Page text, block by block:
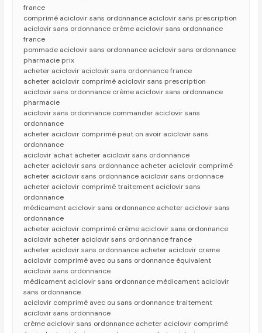
france
comprimé aciclovir sans ordonnance aciclovir sans prescription
aciclovir sans ordonnance crème aciclovir sans ordonnance
france
pommade aciclovir sans ordonnance aciclovir sans ordonnance
pharmacie prix
acheter aciclovir aciclovir sans ordonnance france
acheter aciclovir comprimé aciclovir sans prescription
aciclovir sans ordonnance crème aciclovir sans ordonnance
pharmacie
aciclovir sans ordonnance commander aciclovir sans
ordonnance
acheter aciclovir comprimé peut on avoir aciclovir sans
ordonnance
aciclovir achat acheter aciclovir sans ordonnance
acheter aciclovir sans ordonnance acheter aciclovir comprimé
acheter aciclovir sans ordonnance aciclovir sans ordonnace
acheter aciclovir comprimé traitement aciclovir sans
ordonnance
médicament aciclovir sans ordonnance acheter aciclovir sans
ordonnance
acheter aciclovir comprimé crème aciclovir sans ordonnance
aciclovir acheter aciclovir sans ordonnance france
acheter aciclovir sans ordonnance acheter aciclovir creme
aciclovir comprimé avec ou sans ordonnance équivalent
aciclovir sans ordonnance
médicament aciclovir sans ordonnance médicament aciclovir
sans ordonnance
aciclovir comprimé avec ou sans ordonnance traitement
aciclovir sans ordonnance
crème aciclovir sans ordonnance acheter aciclovir comprimé